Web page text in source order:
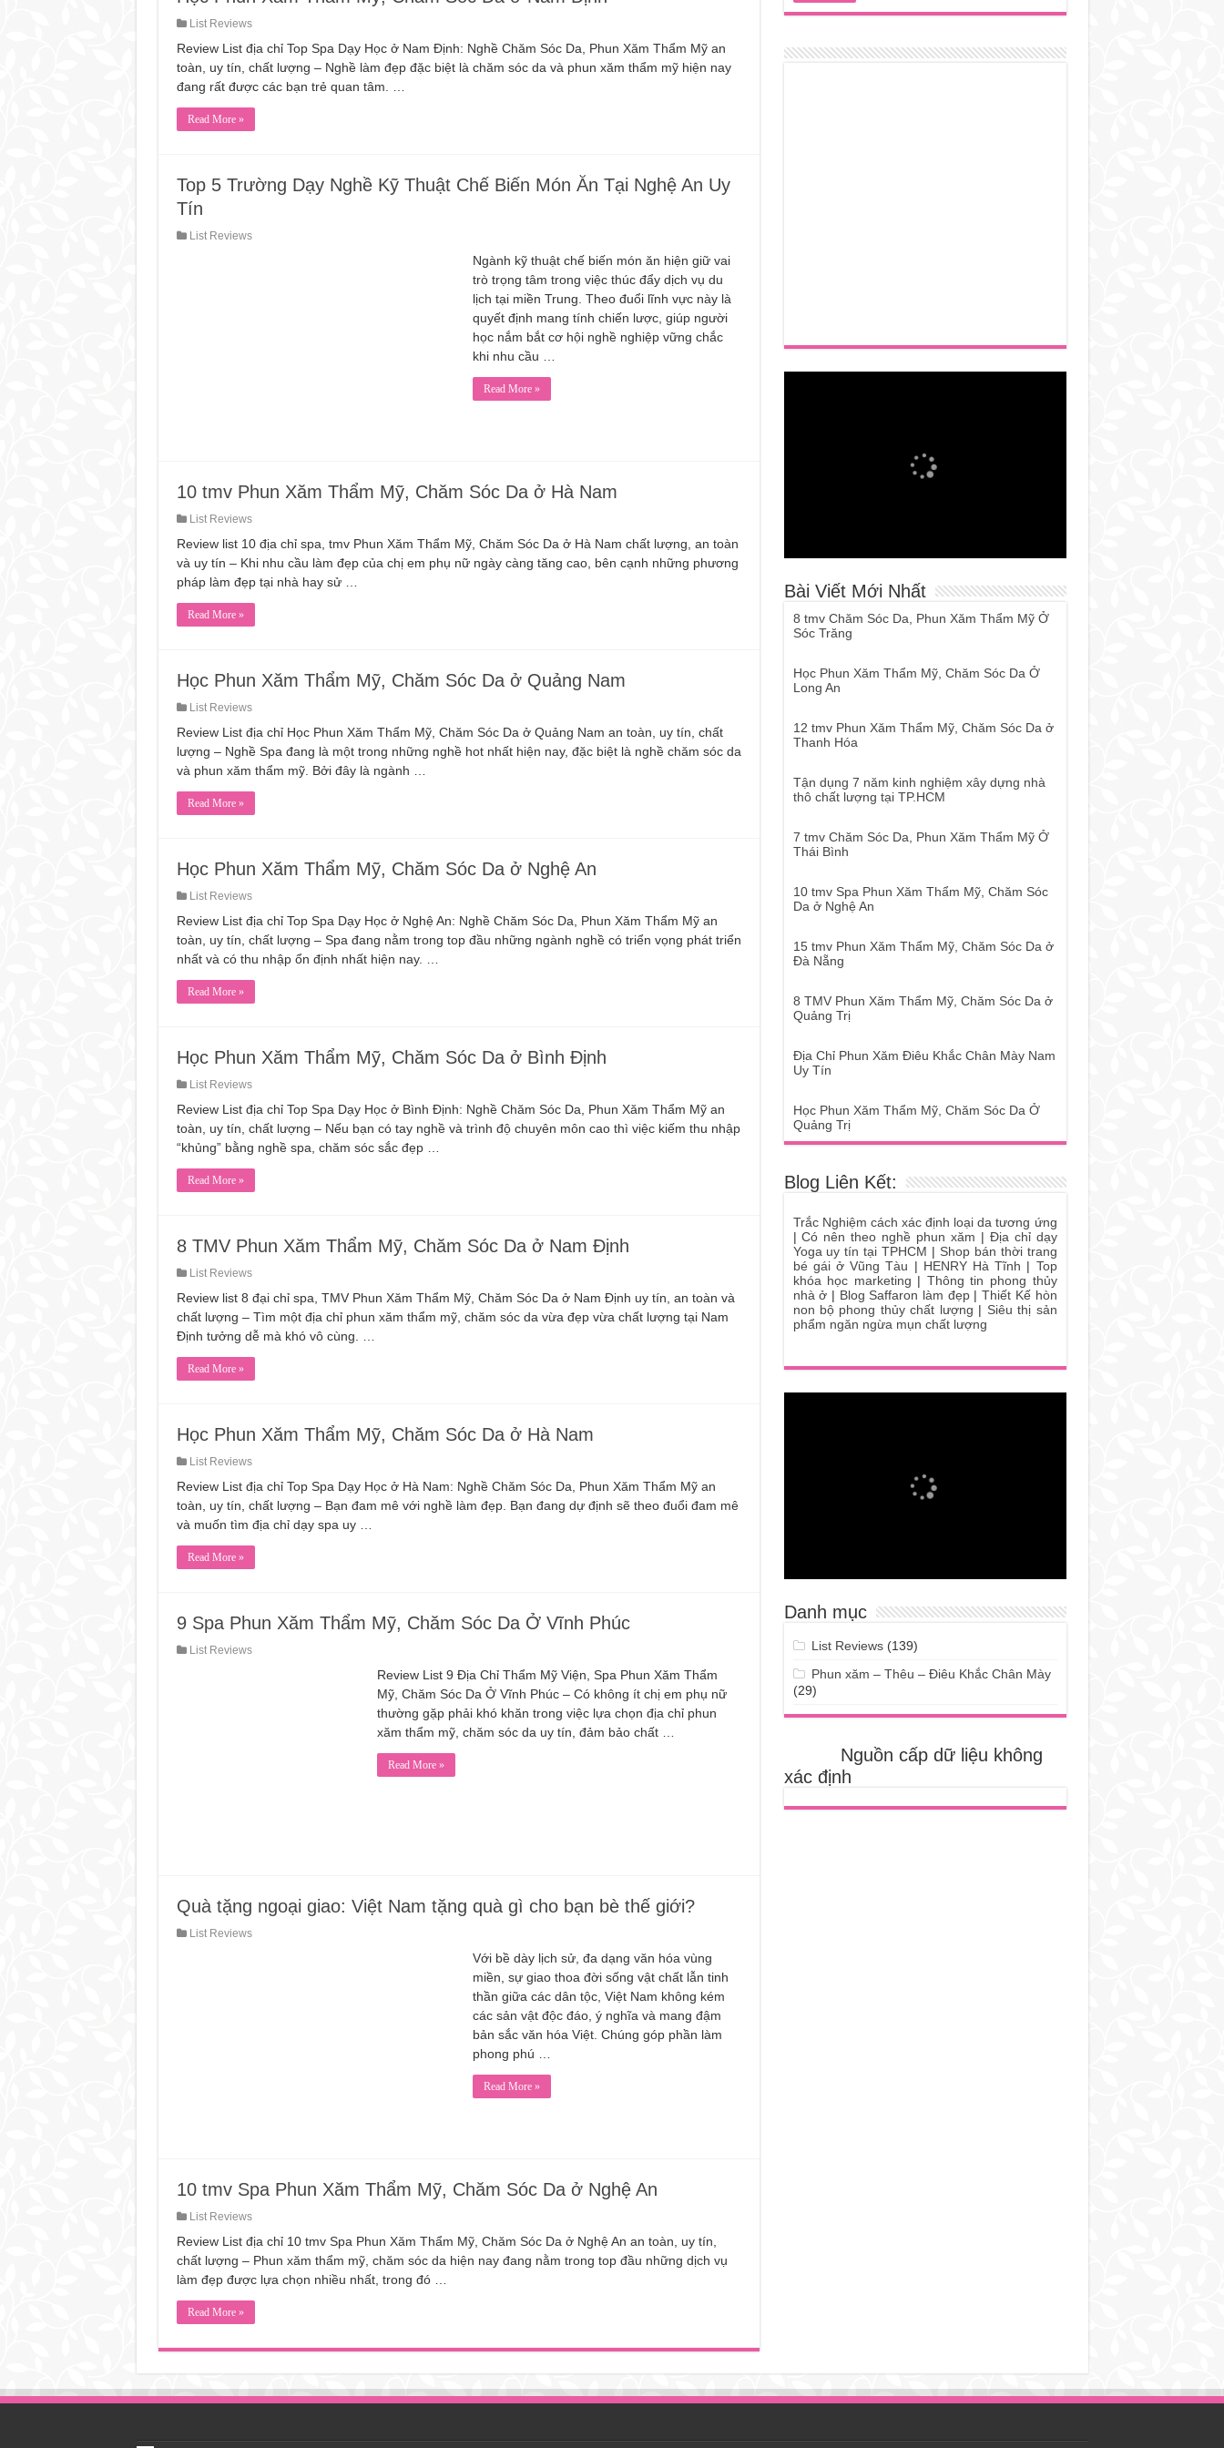
Chân Mày Bị Thiếu Phần Đuôi Phương Pháp Nào Phù Hợp
10 tmv Phun Xăm Thẩm Mỹ, Chăm Sóc Da ở Hà Nam
List Reviews
Review List địa chỉ Top Spa Dạy Học ở Nam Định: Nghề Chăm Sóc Da, Phun Xăm Thẩm Mỹ an
toàn, uy tín, chất lượng – Nghề làm đẹp đặc biệt là chăm sóc da và phun xăm thẩm mỹ hiện nay
đang rất được các bạn trẻ quan tâm. …
Read More »
Top 5 Trường Dạy Nghề Kỹ Thuật Chế Biến Món Ăn Tại Nghệ An Uy
Tín
List Reviews
Ngành kỹ thuật chế biến món ăn hiện giữ vai
trò trọng tâm trong việc thúc đẩy dịch vụ du
lịch tại miền Trung. Theo đuổi lĩnh vực này là
quyết định mang tính chiến lược, giúp người
học nắm bắt cơ hội nghề nghiệp vững chắc
khi nhu cầu …
Read More »
10 tmv Phun Xăm Thẩm Mỹ, Chăm Sóc Da ở Hà Nam
List Reviews
Review list 10 địa chỉ spa, tmv Phun Xăm Thẩm Mỹ, Chăm Sóc Da ở Hà Nam chất lượng, an toàn
và uy tín – Khi nhu cầu làm đẹp của chị em phụ nữ ngày càng tăng cao, bên cạnh những phương
pháp làm đẹp tại nhà hay sử …
Read More »
Học Phun Xăm Thẩm Mỹ, Chăm Sóc Da ở Quảng Nam
List Reviews
Review List địa chỉ Học Phun Xăm Thẩm Mỹ, Chăm Sóc Da ở Quảng Nam an toàn, uy tín, chất
lượng – Nghề Spa đang là một trong những nghề hot nhất hiện nay, đặc biệt là nghề chăm sóc da
và phun xăm thẩm mỹ. Bởi đây là ngành …
Read More »
Học Phun Xăm Thẩm Mỹ, Chăm Sóc Da ở Nghệ An
List Reviews
Review List địa chỉ Top Spa Dạy Học ở Nghệ An: Nghề Chăm Sóc Da, Phun Xăm Thẩm Mỹ an
toàn, uy tín, chất lượng – Spa đang nằm trong top đầu những ngành nghề có triển vọng phát triển
nhất và có thu nhập ổn định nhất hiện nay. …
Read More »
Học Phun Xăm Thẩm Mỹ, Chăm Sóc Da ở Bình Định
List Reviews
Review List địa chỉ Top Spa Dạy Học ở Bình Định: Nghề Chăm Sóc Da, Phun Xăm Thẩm Mỹ an
toàn, uy tín, chất lượng – Nếu bạn có tay nghề và trình độ chuyên môn cao thì việc kiếm thu nhập
“khủng” bằng nghề spa, chăm sóc sắc đẹp …
Read More »
8 TMV Phun Xăm Thẩm Mỹ, Chăm Sóc Da ở Nam Định
List Reviews
Review list 8 đại chỉ spa, TMV Phun Xăm Thẩm Mỹ, Chăm Sóc Da ở Nam Định uy tín, an toàn và
chất lượng – Tìm một địa chỉ phun xăm thẩm mỹ, chăm sóc da vừa đẹp vừa chất lượng tại Nam
Định tưởng dễ mà khó vô cùng. …
Read More »
Học Phun Xăm Thẩm Mỹ, Chăm Sóc Da ở Hà Nam
List Reviews
Review List địa chỉ Top Spa Dạy Học ở Hà Nam: Nghề Chăm Sóc Da, Phun Xăm Thẩm Mỹ an
toàn, uy tín, chất lượng – Bạn đam mê với nghề làm đẹp. Bạn đang dự định sẽ theo đuổi đam mê
và muốn tìm địa chỉ dạy spa uy …
Read More »
9 Spa Phun Xăm Thẩm Mỹ, Chăm Sóc Da Ở Vĩnh Phúc
List Reviews
Review List 9 Địa Chỉ Thẩm Mỹ Viện, Spa Phun Xăm Thẩm
Mỹ, Chăm Sóc Da Ở Vĩnh Phúc – Có không ít chị em phụ nữ
thường gặp phải khó khăn trong việc lựa chọn địa chỉ phun
xăm thẩm mỹ, chăm sóc da uy tín, đảm bảo chất …
Read More »
Quà tặng ngoại giao: Việt Nam tặng quà gì cho bạn bè thế giới?
List Reviews
Với bề dày lịch sử, đa dạng văn hóa vùng
miền, sự giao thoa đời sống vật chất lẫn tinh
thần giữa các dân tộc, Việt Nam không kém
các sản vật độc đáo, ý nghĩa và mang đậm
bản sắc văn hóa Việt. Chúng góp phần làm
phong phú …
Read More »
10 tmv Spa Phun Xăm Thẩm Mỹ, Chăm Sóc Da ở Nghệ An
List Reviews
Review List địa chỉ 10 tmv Spa Phun Xăm Thẩm Mỹ, Chăm Sóc Da ở Nghệ An an toàn, uy tín,
chất lượng – Phun xăm thẩm mỹ, chăm sóc da hiện nay đang nằm trong top đầu những dịch vụ
làm đẹp được lựa chọn nhiều nhất, trong đó …
Read More »
Bài Viết Mới Nhất
8 tmv Chăm Sóc Da, Phun Xăm Thẩm Mỹ Ở
Sóc Trăng
Học Phun Xăm Thẩm Mỹ, Chăm Sóc Da Ở
Long An
12 tmv Phun Xăm Thẩm Mỹ, Chăm Sóc Da ở
Thanh Hóa
Tận dụng 7 năm kinh nghiệm xây dựng nhà
thô chất lượng tại TP.HCM
7 tmv Chăm Sóc Da, Phun Xăm Thẩm Mỹ Ở
Thái Bình
10 tmv Spa Phun Xăm Thẩm Mỹ, Chăm Sóc
Da ở Nghệ An
15 tmv Phun Xăm Thẩm Mỹ, Chăm Sóc Da ở
Đà Nẵng
8 TMV Phun Xăm Thẩm Mỹ, Chăm Sóc Da ở
Quảng Trị
Địa Chỉ Phun Xăm Điêu Khắc Chân Mày Nam
Uy Tín
Học Phun Xăm Thẩm Mỹ, Chăm Sóc Da Ở
Quảng Trị
Blog Liên Kết:
Trắc Nghiệm cách xác định loại da tương ứng
|Có nên theo nghề phun xăm | Địa chỉ dạy
Yoga uy tín tại TPHCM | Shop bán thời trang
bé gái ở Vũng Tàu | HENRY Hà Tĩnh | Top
khóa học marketing | Thông tin phong thủy
nhà ở | Blog Saffaron làm đẹp|Thiết Kế hòn
non bộ phong thủy chất lượng | Siêu thị sản
phẩm ngăn ngừa mụn chất lượng
Danh mục
List Reviews(139)
Phun xăm – Thêu – Điêu Khắc Chân Mày
(29)
Nguồn cấp dữ liệu không
xác định